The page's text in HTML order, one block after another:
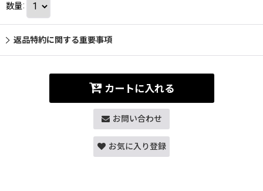
数量:
返品特約に関する重要事項
カートに入れる
お問い合わせ
お気に入り登録